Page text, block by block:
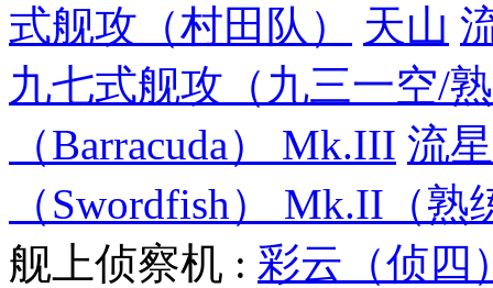
式舰攻（村田队）
天山
九七式舰攻（九三一空/
（Barracuda） Mk.III 流
（Swordfish） Mk.II（熟
舰上侦察机 : 彩云（侦四